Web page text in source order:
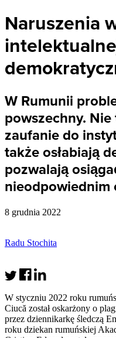
Naruszenia
W Rumunii
powszechny.
zaufanie do
także osłabiają
pozwalają
nieodpowiednim
8 grudnia 2022
Radu Stochita
W styczniu 2022 roku
Ciucă został oskarżony o
przez dziennikarkę śledczą
roku dziekan rumuńskiej